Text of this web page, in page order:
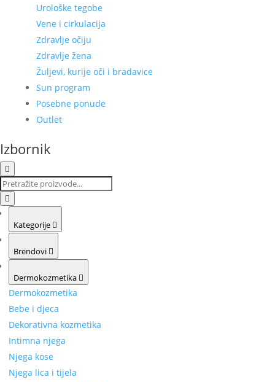
Urološke tegobe
Vene i cirkulacija
Zdravlje očiju
Zdravlje žena
Žuljevi, kurije oči i bradavice
Sun program
Posebne ponude
Outlet
Izbornik
Kategorije
Brendovi
Dermokozmetika
Dermokozmetika
Bebe i djeca
Dekorativna kozmetika
Intimna njega
Njega kose
Njega lica i tijela